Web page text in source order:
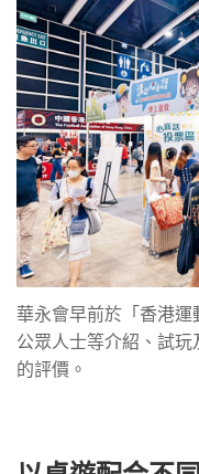
華永會早前於「香港
公眾人士等介紹、試
的評價。